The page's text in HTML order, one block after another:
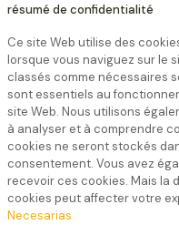
résumé de confidentialité
Ce site Web utilise des
lorsque vous naviguez sur le
classés comme nécessaires
sont essentiels au
site Web. Nous utilisons
à analyser et à comprendre
cookies ne seront stockés
consentement. Vous avez
recevoir ces cookies. Mais la
cookies peut affecter votre
Necesarias